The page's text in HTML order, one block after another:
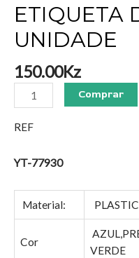
ETIQUETA
UNIDADE
150.00Kz
Comprar
REF
YT-77930
Material:
Cor
VERDE